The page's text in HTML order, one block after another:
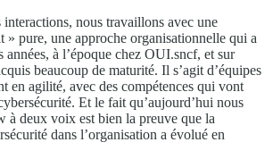
interactions, nous travaillons avec une
» pure, une approche organisationnelle qui a
années, à l’époque chez OUI.sncf, et sur
beaucoup de maturité. Il s’agit d’équipes
en agilité, avec des compétences qui vont
Et le fait qu’aujourd’hui nous
à deux voix est bien la preuve que la
dans l’organisation a évolué en